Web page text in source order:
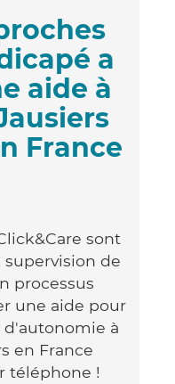
a
aide à
France
sont
supervision de
processus
une aide pour
d'autonomie à
en France
téléphone !